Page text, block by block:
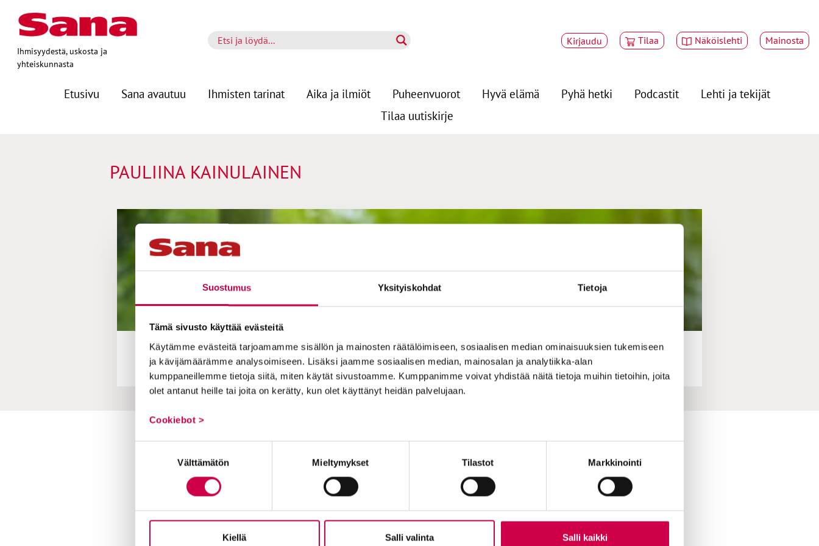
Suostumus Yksityiskohdat Tietoja
Tämä sivusto käyttää evästeitä
Käytämme evästeitä tarjoamamme sisällön ja mainosten räätälöimiseen, sosiaalisen median ominaisuuksien tukemiseen
ja kävijämäärämme analysoimiseen. Lisäksi jaamme sosiaalisen median, mainosalan ja analytiikka-alan
kumppaneillemme tietoja siitä, miten käytät sivustoamme. Kumppanimme voivat yhdistää näitä tietoja muihin tietoihin, joita
olet antanut heille tai joita on kerätty, kun olet käyttänyt heidän palvelujaan.
Cookiebot >
Välttämätön Mieltymykset Tilastot Markkinointi
Kiellä Salli valinta Salli kaikki
Ihmisyydestä, uskosta ja
yhteiskunnasta
Kirjaudu Tilaa Näköislehti Mainosta
Etusivu Sana avautuu Ihmisten tarinat Aika ja ilmiöt Puheenvuorot Hyvä elämä Pyhä hetki Podcastit
Lehti ja tekijät
Tilaa uutiskirje
PAULIINA KAINULAINEN
HYVÄ ELÄMÄ | 21.06.2023
Yhteys luontoon heijastaa yhteyttä Jumalaan
Yhteystiedot
Postiosoite
ulkaisijaKansan
Sana-lehden kampanjat
Kestotilaajan edut
Tilausehdot
Tietosuojalauseke
Osoitteenmuutokset
Suosittele Sanaa
Mainosta Sana-mediassa